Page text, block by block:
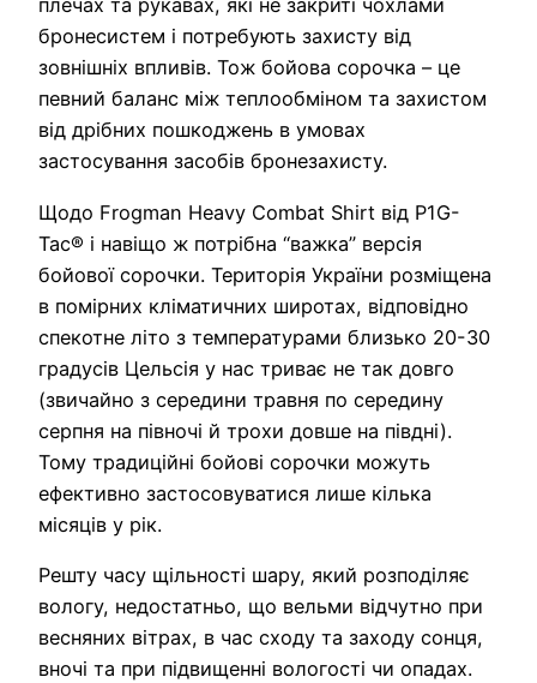
плечах та рукавах, які не закриті чохлами
бронесистем і потребують захисту від
зовнішніх впливів. Тож бойова сорочка – це
певний баланс між теплообміном та захистом
від дрібних пошкоджень в умовах
застосування засобів бронезахисту.
Щодо Frogman Heavy Combat Shirt від P1G-
Tac® і навіщо ж потрібна “важка” версія
бойової сорочки. Територія України розміщена
в помірних кліматичних широтах, відповідно
спекотне літо з температурами близько 20-30
градусів Цельсія у нас триває не так довго
(звичайно з середини травня по середину
серпня на півночі й трохи довше на півдні).
Тому традиційні бойові сорочки можуть
ефективно застосовуватися лише кілька
місяців у рік.
Решту часу щільності шару, який розподіляє
вологу, недостатньо, що вельми відчутно при
весняних вітрах, в час сходу та заходу сонця,
вночі та при підвищенні вологості чи опадах.